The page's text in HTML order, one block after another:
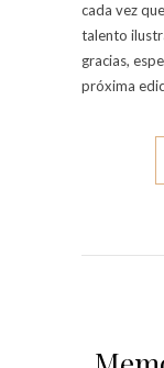
cada vez
talento
gracias,
próxima